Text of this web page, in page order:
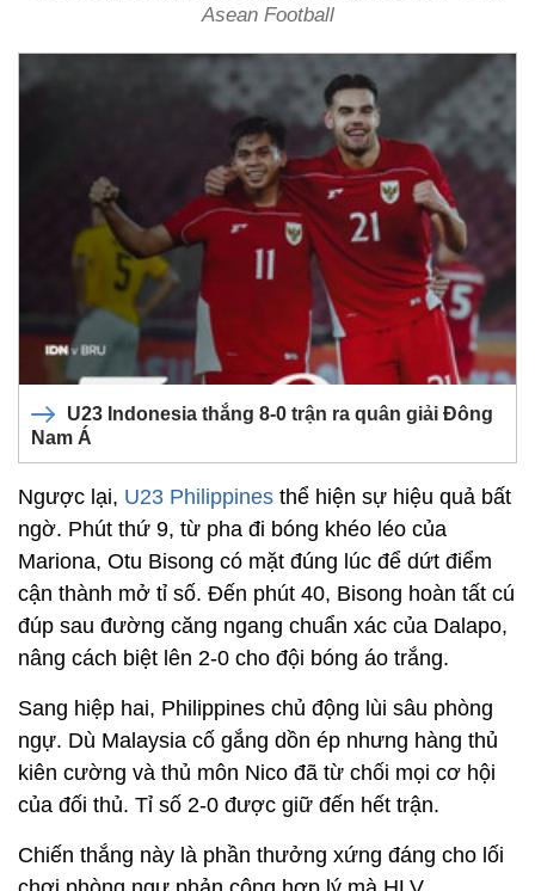
Asean Football
U23 Indonesia thắng 8-0 trận ra quân giải Đông
Nam Á
Ngược lại, U23 Philippines thể hiện sự hiệu quả bất
ngờ. Phút thứ 9, từ pha đi bóng khéo léo của
Mariona, Otu Bisong có mặt đúng lúc để dứt điểm
cận thành mở tỉ số. Đến phút 40, Bisong hoàn tất cú
đúp sau đường căng ngang chuẩn xác của Dalapo,
nâng cách biệt lên 2-0 cho đội bóng áo trắng.
Sang hiệp hai, Philippines chủ động lùi sâu phòng
ngự. Dù Malaysia cố gắng dồn ép nhưng hàng thủ
kiên cường và thủ môn Nico đã từ chối mọi cơ hội
của đối thủ. Tỉ số 2-0 được giữ đến hết trận.
Chiến thắng này là phần thưởng xứng đáng cho lối